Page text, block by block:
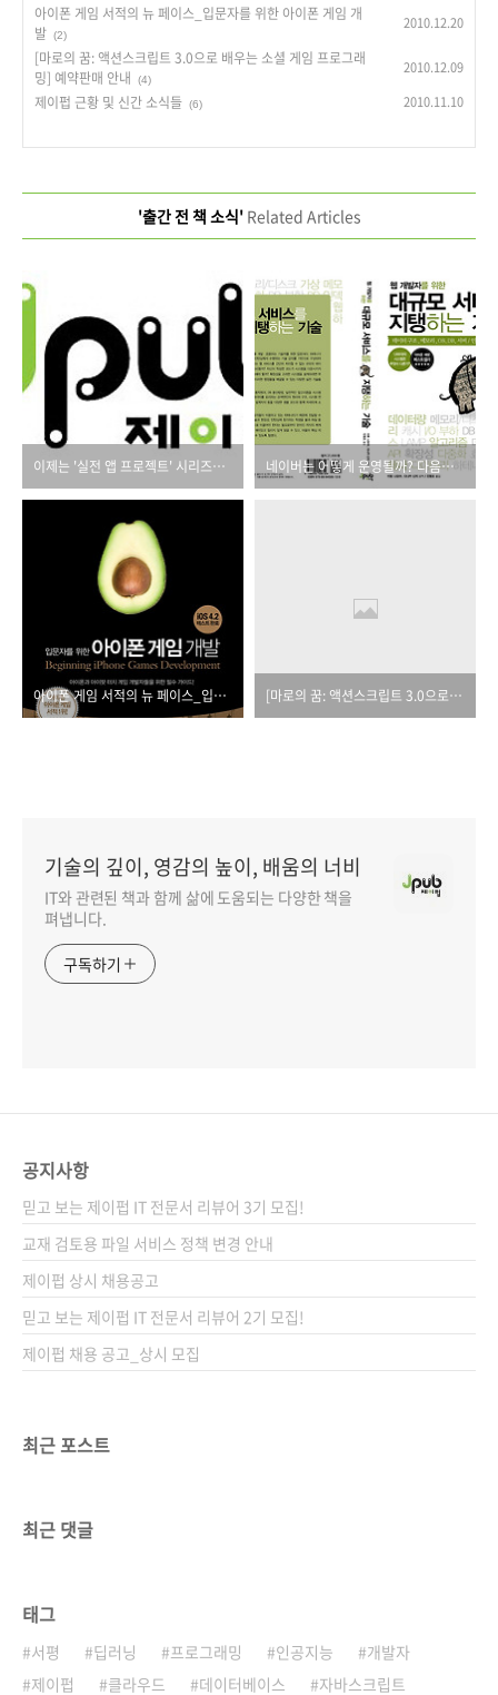
아이폰 게임 서적의 뉴 페이스_입문자를 위한 아이폰 게임 개
발 (2)
2010.12.20
[마로의 꿈: 액션스크립트 3.0으로 배우는 소셜 게임 프로그래
밍] 예약판매 안내
(4)
2010.12.09
제이펍 근황 및 신간 소식들 (6) 2010.11.10
'출간 전 책 소식'Related Articles
이제는 '실전 앱 프로젝트' 시리즈로 모바일 프로그래밍을 배우세요 네이버는 어떻게 운영될까? 다음은? 초대규모 서비스의 현장을 공개합니다.
아이폰 게임 서적의 뉴 페이스_입문자를 위한 아이폰 게임 개발 [마로의 꿈: 액션스크립트 3.0으로 배우는 소셜 게임 프로그래밍] 예약판매 안내
기술의 깊이, 영감의 높이, 배움의 너비
IT와 관련된 책과 함께 삶에 도움되는 다양한 책을
펴냅니다.
구독하기
공지사항
믿고 보는 제이펍 IT 전문서 리뷰어 3기 모집!
교재 검토용 파일 서비스 정책 변경 안내
제이펍 상시 채용공고
믿고 보는 제이펍 IT 전문서 리뷰어 2기 모집!
제이펍 채용 공고_상시 모집
최근 포스트
최근 댓글
태그
서평 딥러닝 프로그래밍 인공지능
개발자
제이펍
클라우드 데이터베이스 자바스크립트